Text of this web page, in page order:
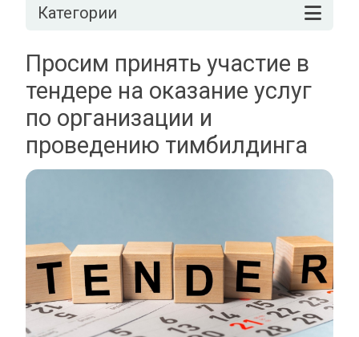
Категории
Просим принять участие в
тендере на оказание услуг
по организации и
проведению тимбилдинга